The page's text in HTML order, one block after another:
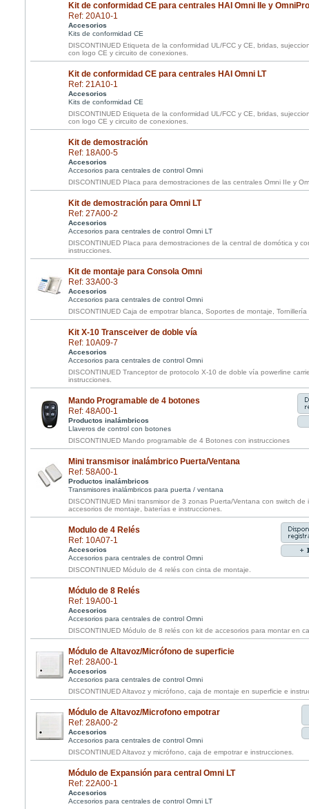
Kit de conformidad CE para centrales HAI Omni IIe y
Ref: 20A10-1
Accesorios
Kits de conformidad CE
DISCONTINUED Etiqueta de la conformidad UL/FCC y CE, bridas,
con logo CE y circuito de conexiones.
Kit de conformidad CE para centrales HAI Omni LT
Ref: 21A10-1
Accesorios
Kits de conformidad CE
DISCONTINUED Etiqueta de la conformidad UL/FCC y CE, bridas,
con logo CE y circuito de conexiones.
Kit de demostración
Ref: 18A00-5
Accesorios
Accesorios para centrales de control Omni
DISCONTINUED Placa para demostraciones de las centrales Omni IIe y
Kit de demostración para Omni LT
Ref: 27A00-2
Accesorios
Accesorios para centrales de control Omni LT
DISCONTINUED Placa para demostraciones de la central de domótica y
instrucciones.
Kit de montaje para Consola Omni
Ref: 33A00-3
Accesorios
Accesorios para centrales de control Omni
DISCONTINUED Caja de empotrar blanca, Soportes de montaje,
Kit X-10 Transceiver de doble vía
Ref: 10A09-7
Accesorios
Accesorios para centrales de control Omni
DISCONTINUED Tranceptor de protocolo X-10 de doble vía powerline
instrucciones.
Mando Programable de 4 botones
Ref: 48A00-1
Productos inalámbricos
Llaveros de control con botones
DISCONTINUED Mando programable de 4 Botones con instrucciones
Mini transmisor inalámbrico Puerta/Ventana
Ref: 58A00-1
Productos inalámbricos
Transmisores inalámbricos para puerta / ventana
DISCONTINUED Mini transmisor de 3 zonas Puerta/Ventana con switch de
accesorios de montaje, baterías e instrucciones.
Modulo de 4 Relés
Ref: 10A07-1
Accesorios
Accesorios para centrales de control Omni
DISCONTINUED Módulo de 4 relés con cinta de montaje.
Módulo de 8 Relés
Ref: 19A00-1
Accesorios
Accesorios para centrales de control Omni
DISCONTINUED Módulo de 8 relés con kit de accesorios para montar en
Módulo de Altavoz/Micrófono de superficie
Ref: 28A00-1
Accesorios
Accesorios para centrales de control Omni
DISCONTINUED Altavoz y micrófono, caja de montaje en superficie e
Módulo de Altavoz/Microfono empotrar
Ref: 28A00-2
Accesorios
Accesorios para centrales de control Omni
DISCONTINUED Altavoz y micrófono, caja de empotrar e instrucciones.
Módulo de Expansión para central Omni LT
Ref: 22A00-1
Accesorios
Accesorios para centrales de control Omni LT